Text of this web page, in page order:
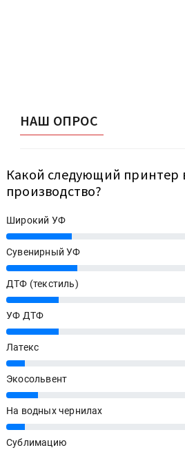
НАШ ОПРОС
Какой следующий принтер
производство?
Широкий УФ
25%
Сувенирный УФ
27%
ДТФ (текстиль)
20%
УФ ДТФ
20%
Латекс
7%
Экосольвент
12%
На водных чернилах
7%
Сублимацию